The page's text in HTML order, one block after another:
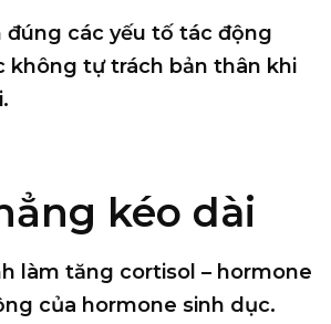
đúng các yếu tố tác động
không tự trách bản thân khi
kéo dài
làm tăng cortisol – hormone
của hormone sinh dục.